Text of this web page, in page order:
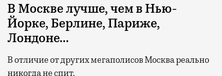
В Москве лучше, чем в Нью-
Йорке, Берлине, Париже,
Лондоне…
В отличие от других мегаполисов Москва реально
никогда не спит.